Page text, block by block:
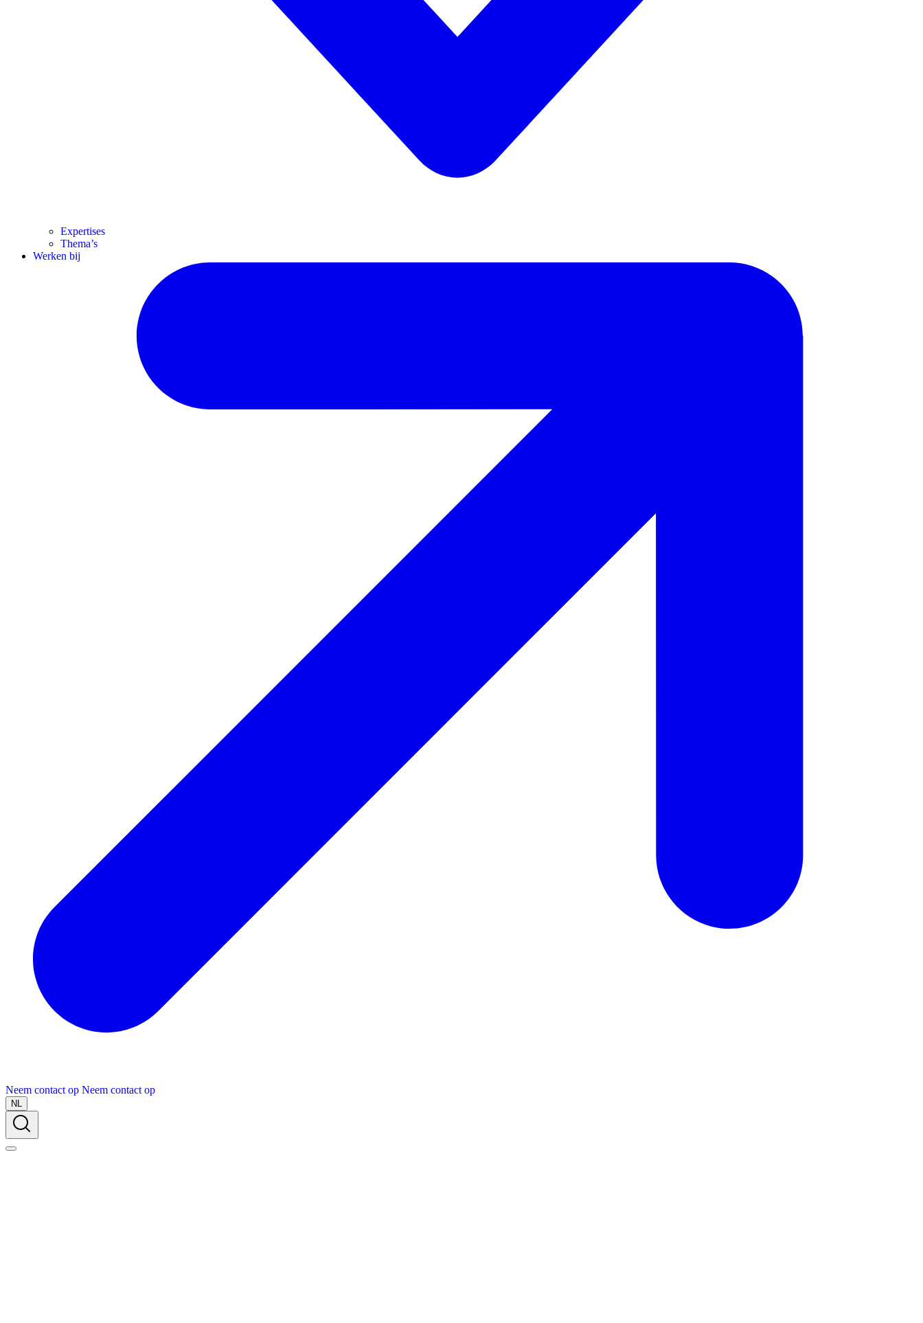
Expertises
Thema’s
Werken bij
Neem contact op Neem contact op
NL